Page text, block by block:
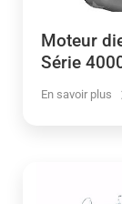
Moteur
Série
En savoir plus